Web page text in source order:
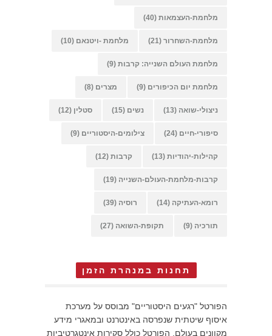
מלחמת-העצמאות (40)
מלחמת-השחרור (21) מלחמת -ויטנאם (10)
מלחמת העולם השנייה: קרבות (9)
מלחמת יום הכיפורים (9) מצרים (8)
ניצולי-שואה (13) נשים (15) סטלין (12)
סיפורי-חיים (24) צילומים-היסטוריים (9)
קהילות-יהודיות (13) קרבות (12)
קרבות-מלחמת-העולם-השנייה (19)
רומא-העתיקה (14) רוסיה (39)
תורכיה (9) תקופת-השואה (27)
תחנות במנהרת הזמן
הפורטל "רגעים היסטוריים" מבוסס על מערכת
איסוף שיטתית שנפרסה באינטרנט ובמאגרי מידע
מקוונים בעולם. הפורטל כולל סקירות אינטגרטיביות